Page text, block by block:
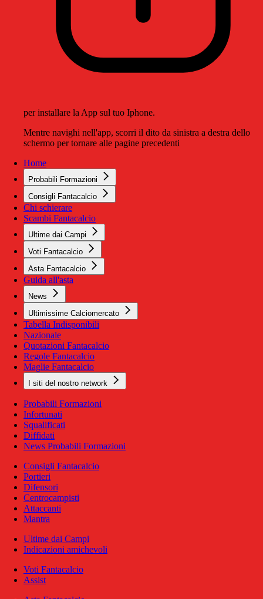
per installare la App sul tuo Iphone.
Mentre navighi nell'app, scorri il dito da sinistra a destra dello
schermo per tornare alle pagine precedenti
Home
Probabili Formazioni
Consigli Fantacalcio
Chi schierare
Scambi Fantacalcio
Ultime dai Campi
Voti Fantacalcio
Asta Fantacalcio
Guida all'asta
News
Ultimissime Calciomercato
Tabella Indisponibili
Nazionale
Quotazioni Fantacalcio
Regole Fantacalcio
Maglie Fantacalcio
I siti del nostro network
Probabili Formazioni
Infortunati
Squalificati
Diffidati
News Probabili Formazioni
Consigli Fantacalcio
Portieri
Difensori
Centrocampisti
Attaccanti
Mantra
Ultime dai Campi
Indicazioni amichevoli
Voti Fantacalcio
Assist